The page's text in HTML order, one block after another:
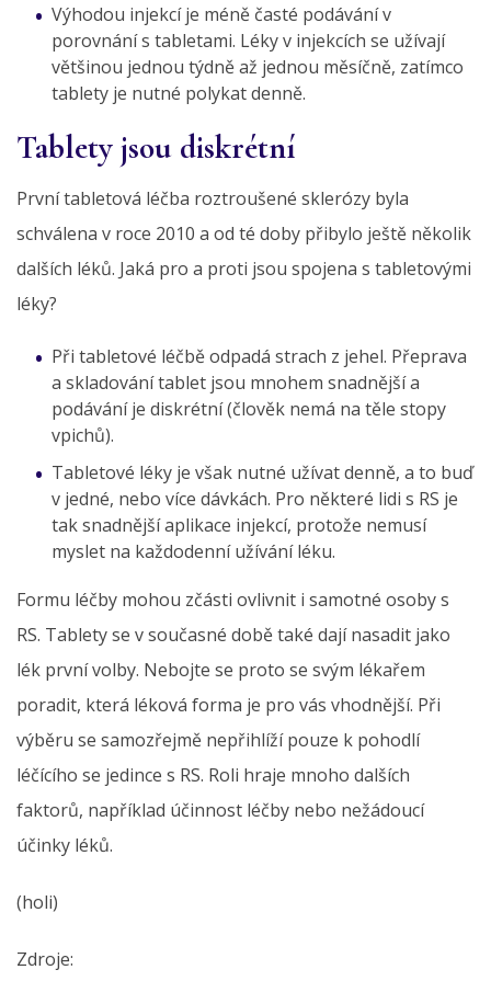
Výhodou injekcí je méně časté podávání v
porovnání s tabletami. Léky v injekcích se užívají
většinou jednou týdně až jednou měsíčně, zatímco
tablety je nutné polykat denně.
Tablety jsou diskrétní
První tabletová léčba roztroušené sklerózy byla
schválena v roce 2010 a od té doby přibylo ještě několik
dalších léků. Jaká pro a proti jsou spojena s tabletovými
léky?
Při tabletové léčbě odpadá strach z jehel. Přeprava
a skladování tablet jsou mnohem snadnější a
podávání je diskrétní (člověk nemá na těle stopy
vpichů).
Tabletové léky je však nutné užívat denně, a to buď
v jedné, nebo více dávkách. Pro některé lidi s RS je
tak snadnější aplikace injekcí, protože nemusí
myslet na každodenní užívání léku.
Formu léčby mohou zčásti ovlivnit i samotné osoby s
RS. Tablety se v současné době také dají nasadit jako
lék první volby. Nebojte se proto se svým lékařem
poradit, která léková forma je pro vás vhodnější. Při
výběru se samozřejmě nepřihlíží pouze k pohodlí
léčícího se jedince s RS. Roli hraje mnoho dalších
faktorů, například účinnost léčby nebo nežádoucí
účinky léků.
(holi)
Zdroje: